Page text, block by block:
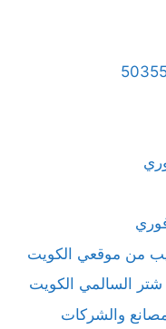
من موقعي الكويت
السالمي الكويت
والشركات